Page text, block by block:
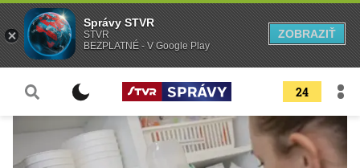
24
Správy STVR
STVR
BEZPLATNÉ - V Google Play
ZOBRAZIŤ